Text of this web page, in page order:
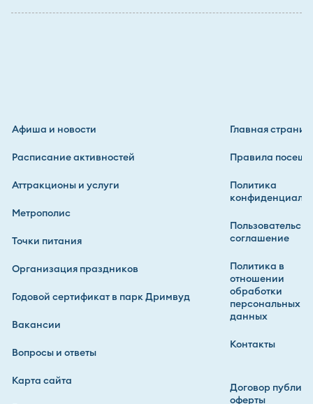
Афиша и новости
Расписание активностей
Аттракционы и услуги
Метрополис
Точки питания
Организация праздников
Годовой сертификат в парк Дримвуд
Вакансии
Вопросы и ответы
Карта сайта
Главная
Правила
Политика
соглашение
Политика в
отношении
обработки
персональных
данных
Контакты
Договор
оферты